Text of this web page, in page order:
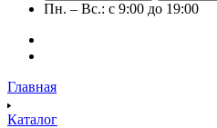
Пн. – Вс.: с 9:00 до 19:00
Главная
Каталог